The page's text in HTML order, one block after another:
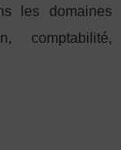
les domaines
comptabilité,